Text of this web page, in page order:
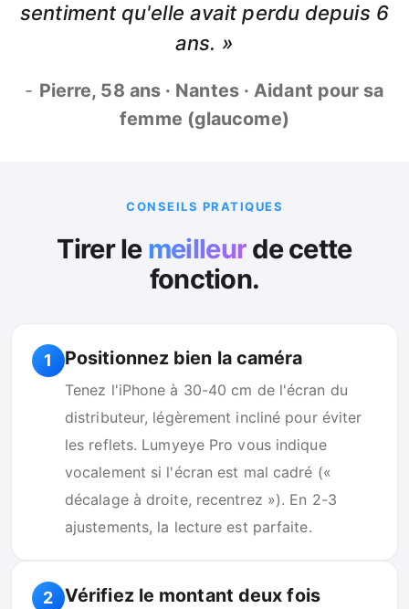
sentiment qu'elle avait perdu depuis 6
ans. »
- Pierre, 58 ans · Nantes · Aidant pour sa
femme (glaucome)
CONSEILS PRATIQUES
Tirer le meilleur de cette
fonction.
1 Positionnez bien la caméra
Tenez l'iPhone à 30-40 cm de l'écran du
distributeur, légèrement incliné pour éviter
les reflets. Lumyeye Pro vous indique
vocalement si l'écran est mal cadré («
décalage à droite, recentrez »). En 2-3
ajustements, la lecture est parfaite.
2 Vérifiez le montant deux fois